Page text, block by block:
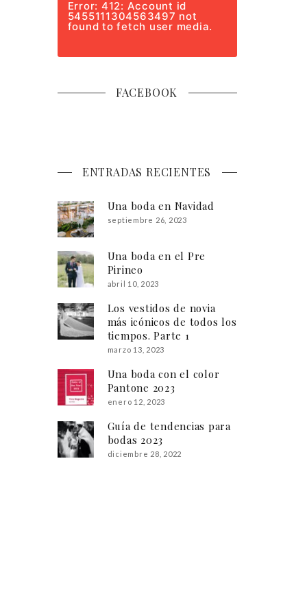
Error: 412: Account id
5455111304563497 not
found to fetch user media.
FACEBOOK
ENTRADAS RECIENTES
Una boda en Navidad
septiembre 26, 2023
Una boda en el Pre
Pirineo
abril 10, 2023
Los vestidos de novia
más icónicos de todos los
tiempos. Parte 1
marzo 13, 2023
Una boda con el color
Pantone 2023
enero 12, 2023
Guía de tendencias para
bodas 2023
diciembre 28, 2022